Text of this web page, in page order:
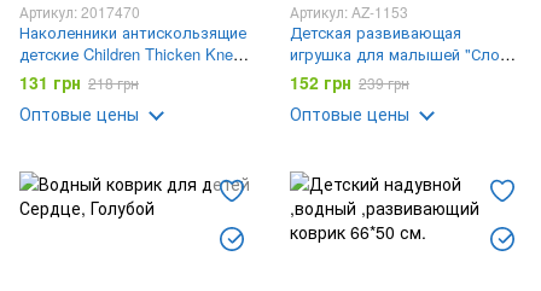
Артикул: 2017470
Наколенники антискользящие
детские Children Thicken Knee
Protector
131 грн 218 грн
Оптовые цены
Артикул: AZ-1153
Детская развивающая
игрушка для малышей "Слови
утку"
152 грн 239 грн
Оптовые цены